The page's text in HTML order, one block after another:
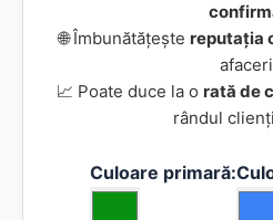
🌐 Îmbunătățește reputația
📈 Poate duce la o rată de
rândul
Culoare primară: